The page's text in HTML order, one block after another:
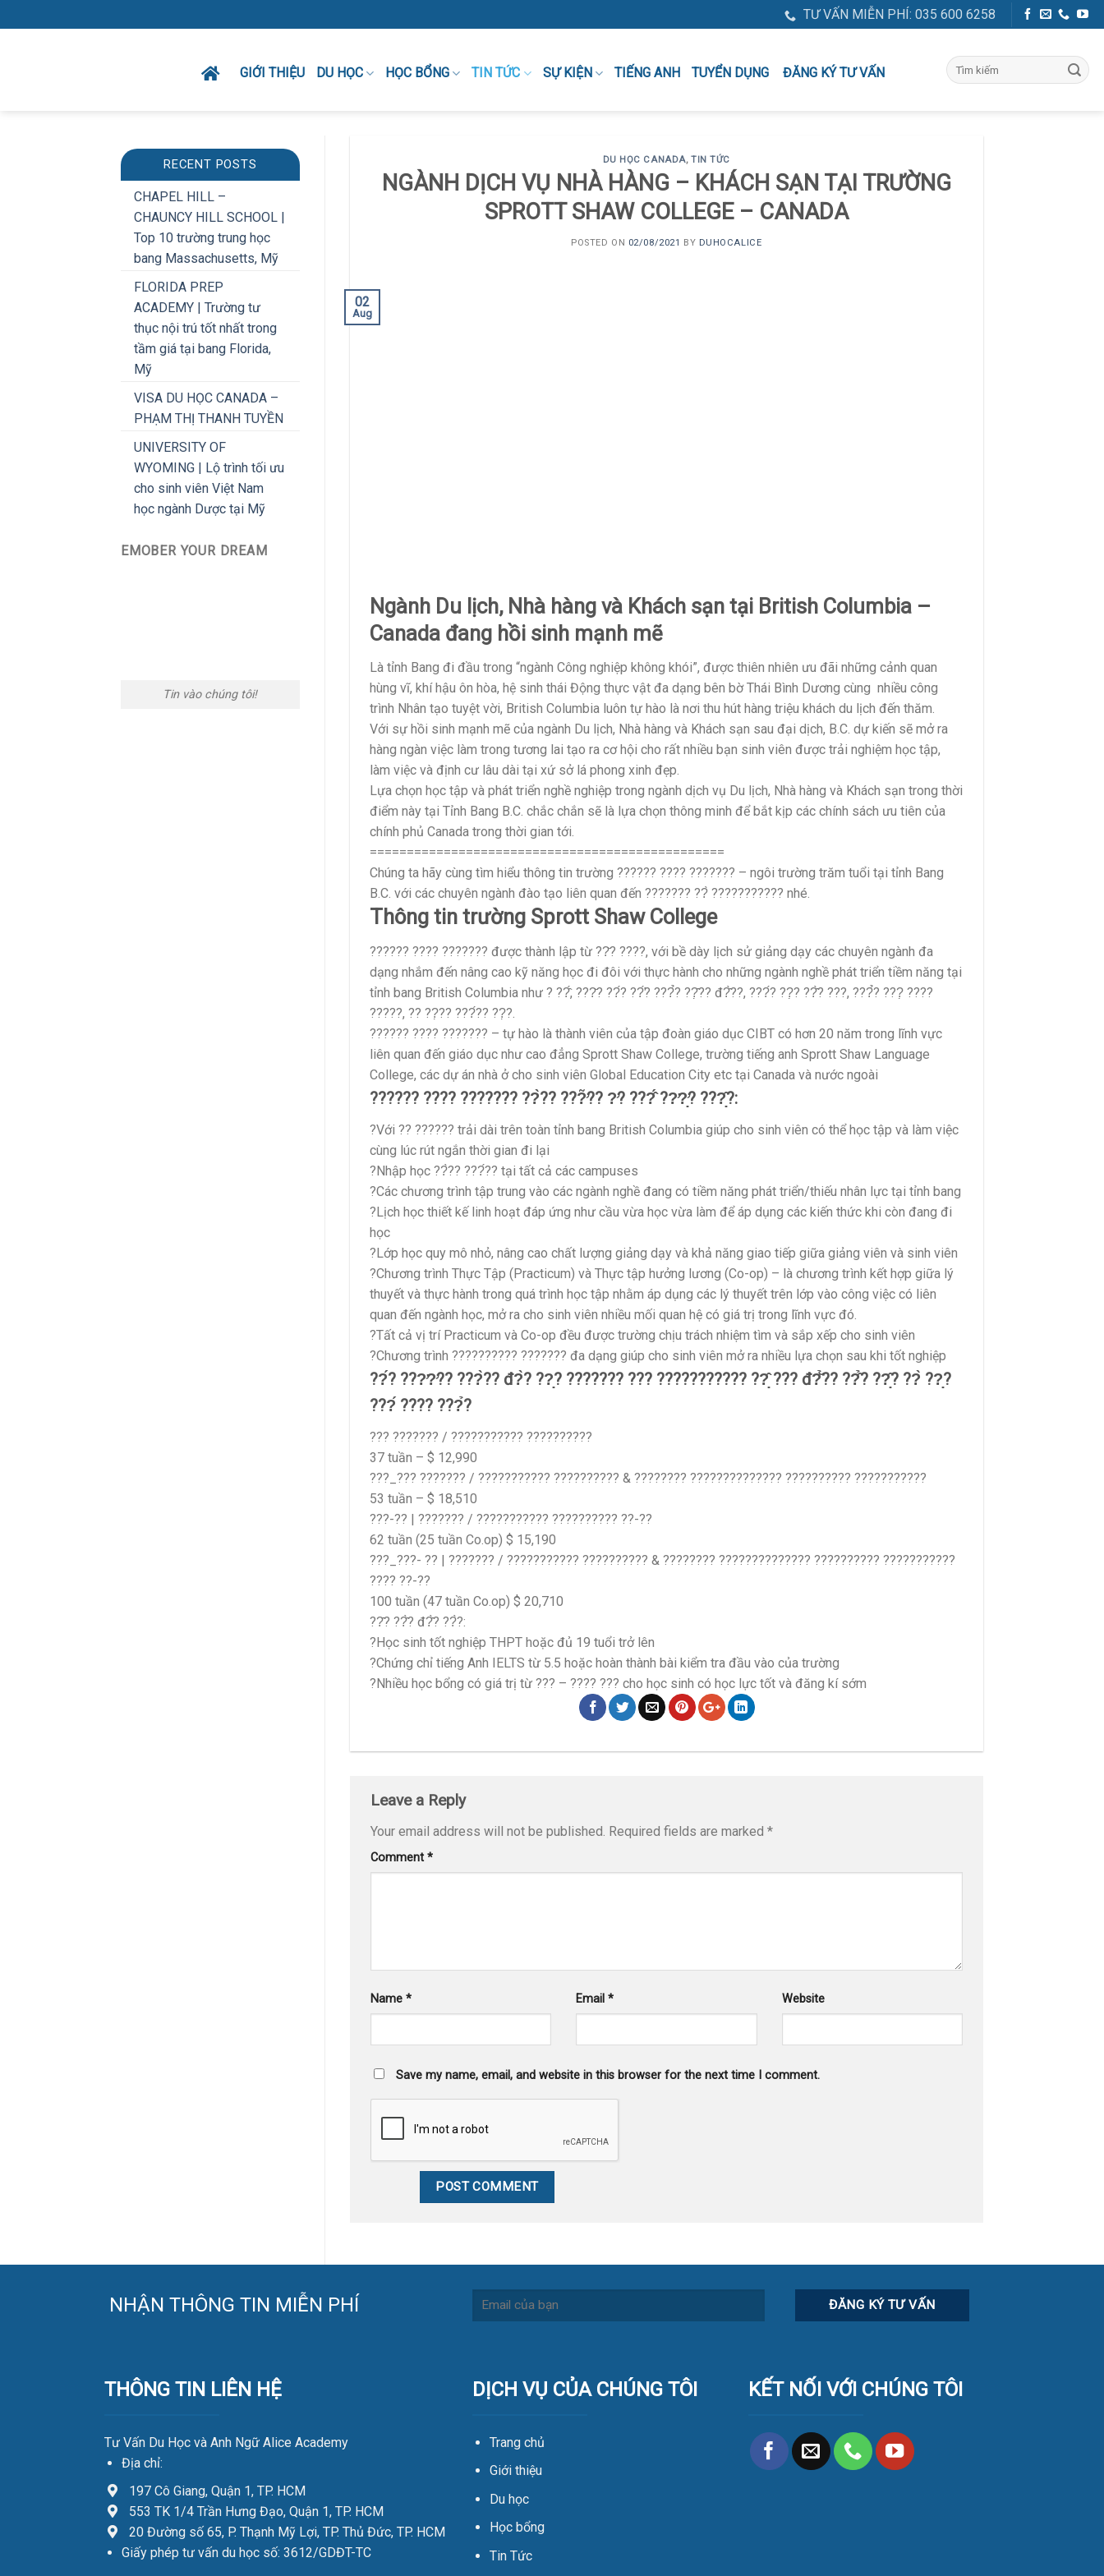
to
TƯ VẤN MIỄN PHÍ: 035 600 6258
GIỚI THIỆU DU HỌC HỌC BỔNG TIN TỨC SỰ KIỆN TIẾNG ANH TUYỂN DỤNG ĐĂNG KÝ TƯ VẤN
RECENT POSTS
CHAPEL HILL –
CHAUNCY HILL SCHOOL |
Top 10 trường trung học
bang Massachusetts, Mỹ
FLORIDA PREP
ACADEMY | Trường tư
thục nội trú tốt nhất trong
tầm giá tại bang Florida,
Mỹ
VISA DU HỌC CANADA –
PHẠM THỊ THANH TUYỀN
UNIVERSITY OF
WYOMING | Lộ trình tối ưu
cho sinh viên Việt Nam
học ngành Dược tại Mỹ
EMOBER YOUR DREAM
Tin vào chúng tôi!
DU HỌC CANADA, TIN TỨC
NGÀNH DỊCH VỤ NHÀ HÀNG – KHÁCH SẠN TẠI TRƯỜNG
SPROTT SHAW COLLEGE – CANADA
POSTED ON 02/08/2021 BY DUHOCALICE
02
Aug
Ngành Du lịch, Nhà hàng và Khách sạn tại British Columbia –
Canada đang hồi sinh mạnh mẽ
Là tỉnh Bang đi đầu trong “ngành Công nghiệp không khói”, được thiên nhiên ưu đãi những cảnh quan
hùng vĩ, khí hậu ôn hòa, hệ sinh thái Động thực vật đa dạng bên bờ Thái Bình Dương cùng nhiều công
trình Nhân tạo tuyệt vời, British Columbia luôn tự hào là nơi thu hút hàng triệu khách du lịch đến thăm.
Với sự hồi sinh mạnh mẽ của ngành Du lịch, Nhà hàng và Khách sạn sau đại dịch, B.C. dự kiến sẽ mở ra
hàng ngàn việc làm trong tương lai tạo ra cơ hội cho rất nhiều bạn sinh viên được trải nghiệm học tập,
làm việc và định cư lâu dài tại xứ sở lá phong xinh đẹp.
Lựa chọn học tập và phát triển nghề nghiệp trong ngành dịch vụ Du lịch, Nhà hàng và Khách sạn trong thời
điểm này tại Tỉnh Bang B.C. chắc chắn sẽ là lựa chọn thông minh để bắt kịp các chính sách ưu tiên của
chính phủ Canada trong thời gian tới.
================================================
Chúng ta hãy cùng tìm hiểu thông tin trường ?????? ???? ??????? – ngôi trường trăm tuổi tại tỉnh Bang
B.C. với các chuyên ngành đào tạo liên quan đến ??????? ??̀ ??????????? nhé.
Thông tin trường Sprott Shaw College
?????? ???? ??????? được thành lập từ ??̆? ????, với bề dày lịch sử giảng dạy các chuyên ngành đa
dạng nhắm đến nâng cao kỹ năng học đi đôi với thực hành cho những ngành nghề phát triển tiềm năng tại
tỉnh bang British Columbia như ? ??̂́, ???̆? ??́? ??̛́? ???̉? ??̣̂?? đ?̂̀??, ???́? ??̣? ??̂̀? ???, ???̉? ???̣ ????
?????, ?? ??̣?? ???́?? ??̣?.
?????? ???? ??????? – tự hào là thành viên của tập đoàn giáo dục CIBT có hơn 20 năm trong lĩnh vực
liên quan đến giáo dục như cao đẳng Sprott Shaw College, trường tiếng anh Sprott Shaw Language
College, các dự án nhà ở cho sinh viên Global Education City etc tại Canada và nước ngoài
?????? ???? ??????? ??̀?? ???̛̃?? ?̛? ???̂́ ??̛?̛̣? ???̣̂?:
?Với ?? ?????? trải dài trên toàn tỉnh bang British Columbia giúp cho sinh viên có thể học tập và làm việc
cùng lúc rút ngắn thời gian đi lại
?Nhập học ??̀?? ???́?? tại tất cả các campuses
?Các chương trình tập trung vào các ngành nghề đang có tiềm năng phát triển/thiếu nhân lực tại tỉnh bang
?Lịch học thiết kế linh hoạt đáp ứng như cầu vừa học vừa làm để áp dụng các kiến thức khi còn đang đi
học
?Lớp học quy mô nhỏ, nâng cao chất lượng giảng dạy và khả năng giao tiếp giữa giảng viên và sinh viên
?Chương trình Thực Tập (Practicum) và Thực tập hưởng lương (Co-op) – là chương trình kết hợp giữa lý
thuyết và thực hành trong quá trình học tập nhằm áp dụng các lý thuyết trên lớp vào công việc có liên
quan đến ngành học, mở ra cho sinh viên nhiều mối quan hệ có giá trị trong lĩnh vực đó.
?Tất cả vị trí Practicum và Co-op đều được trường chịu trách nhiệm tìm và sắp xếp cho sinh viên
?Chương trình ?????????? ??????? đa dạng giúp cho sinh viên mở ra nhiều lựa chọn sau khi tốt nghiệp
??́? ???̛?̛?? ???̀?? đ?̀? ??̣? ??????? ??? ??????????? ??̣̂ ??? đ?̆̉?? ??̂̉? ??̣̂? ??̀ ??̣?
???́ ???? ???̉?
??? ??????? / ??????????? ??????????
37 tuần – $ 12,990
???_??? ??????? / ??????????? ?????????? & ???????? ?????????????? ?????????? ???????????
53 tuần – $ 18,510
???-?? | ??????? / ??????????? ?????????? ??-??
62 tuần (25 tuần Co.op) $ 15,190
???_???- ?? | ??????? / ??????????? ?????????? & ???????? ?????????????? ?????????? ???????????
???? ??-??
100 tuần (47 tuần Co.op) $ 20,710
??̂? ??̂̀? đ?̂̀? ??̀?:
?Học sinh tốt nghiệp THPT hoặc đủ 19 tuổi trở lên
?Chứng chỉ tiếng Anh IELTS từ 5.5 hoặc hoàn thành bài kiểm tra đầu vào của trường
?Nhiều học bổng có giá trị từ ??? – ???? ??? cho học sinh có học lực tốt và đăng kí sớm
Leave a Reply
Your email address will not be published. Required fields are marked *
Comment *
Name * Email * Website
Save my name, email, and website in this browser for the next time I comment.
NHẬN THÔNG TIN MIỄN PHÍ
THÔNG TIN LIÊN HỆ
Tư Vấn Du Học và Anh Ngữ Alice Academy
Địa chỉ:
197 Cô Giang, Quận 1, TP. HCM
553 TK 1/4 Trần Hưng Đạo, Quận 1, TP. HCM
20 Đường số 65, P. Thạnh Mỹ Lợi, TP. Thủ Đức, TP. HCM
Giấy phép tư vấn du học số: 3612/GDĐT-TC
DỊCH VỤ CỦA CHÚNG TÔI
Trang chủ
Giới thiệu
Du học
Học bổng
Tin Tức
KẾT NỐI VỚI CHÚNG TÔI